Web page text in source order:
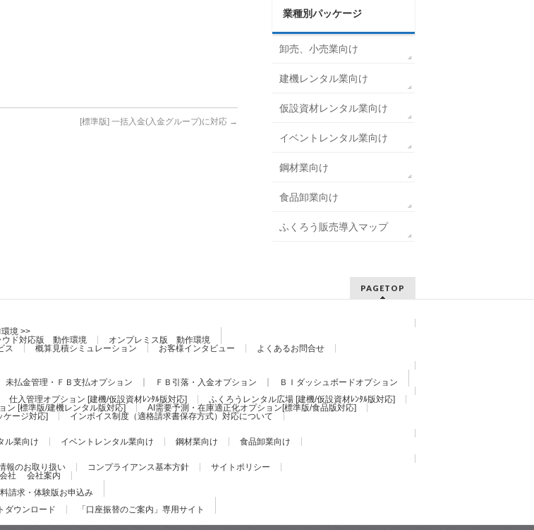
[標準版] 一括入金(入金グループ)に対応 →
業種別パッケージ
卸売、小売業向け
建機レンタル業向け
仮設資材レンタル業向け
イベントレンタル業向け
鋼材業向け
食品卸業向け
ふくろう販売導入マップ
PAGETOP
境 >>
ウド対応版 動作環境
オンプレミス版 動作環境
ス 概算見積シミュレーション お客様インタビュー
よくあるお問合せ
未払金管理・ＦＢ支払オプション ＦＢ引落・入金オプション
ＢＩダッシュボードオプション
仕入管理オプション [建機/仮設資材ﾚﾝﾀﾙ版対応]
ふくろうレンタル広場 [建機/仮設資材ﾚﾝﾀﾙ版対応]
ン [標準版/建機レンタル版対応]
AI需要予測・在庫適正化オプション[標準版/食品版対応]
ケージ対応]
インボイス制度（適格請求書保存方式）対応について
ル業向け イベントレンタル業向け 鋼材業向け
食品卸業向け
報のお取り扱い コンプライアンス基本方針
サイトポリシー
会社 会社案内
請求・体験版お申込み
ダウンロード 「口座振替のご案内」専用サイト